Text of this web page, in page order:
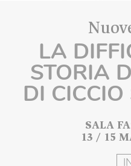
LA
STORIA
DI
SALA
13 / 15